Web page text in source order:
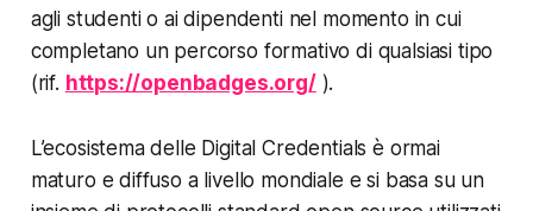
agli studenti o ai dipendenti nel momento in cui
completano un percorso formativo di qualsiasi tipo
(rif. https://openbadges.org/).
L’ecosistema delle Digital Credentials è ormai
maturo e diffuso a livello mondiale e si basa su un